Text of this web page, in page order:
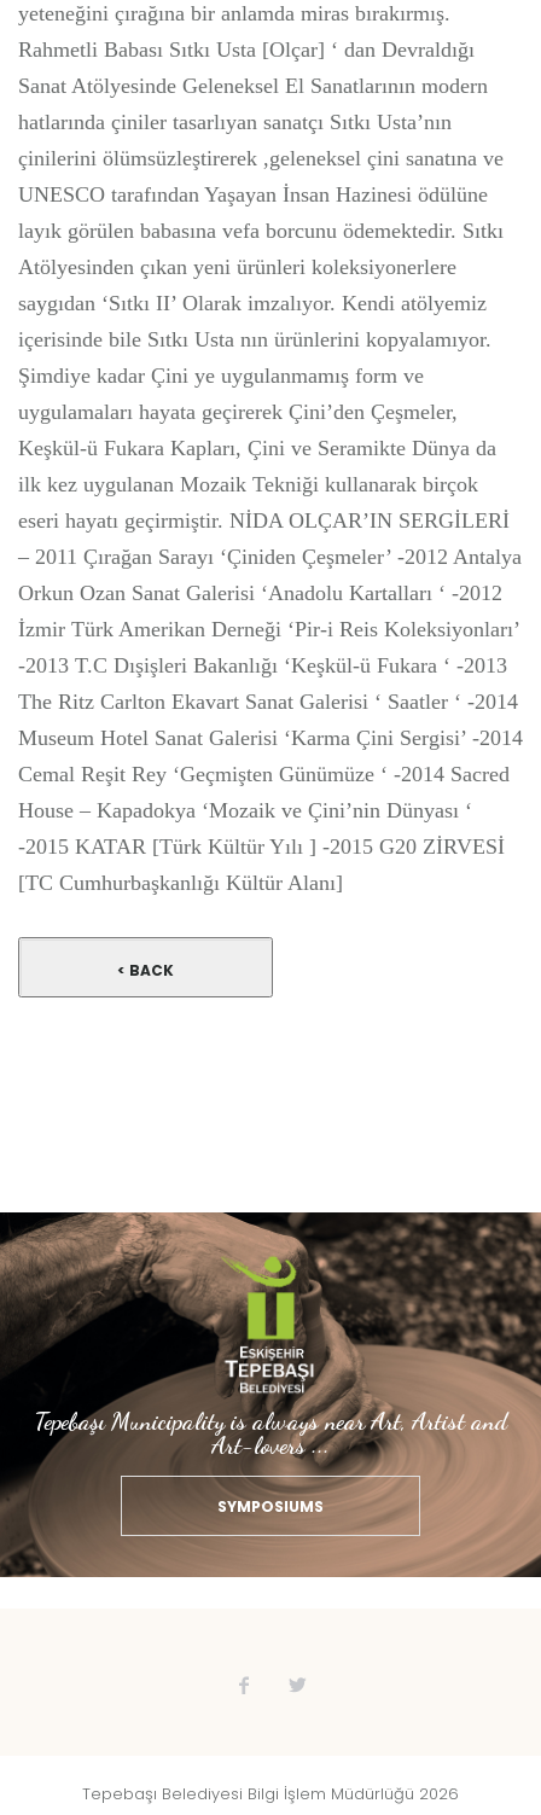
yeteneğini çırağına bir anlamda miras bırakırmış.
Rahmetli Babası Sıtkı Usta [Olçar] ‘ dan Devraldığı
Sanat Atölyesinde Geleneksel El Sanatlarının modern
hatlarında çiniler tasarlıyan sanatçı Sıtkı Usta’nın
çinilerini ölümsüzleştirerek ,geleneksel çini sanatına ve
UNESCO tarafından Yaşayan İnsan Hazinesi ödülüne
layık görülen babasına vefa borcunu ödemektedir. Sıtkı
Atölyesinden çıkan yeni ürünleri koleksiyonerlere
saygıdan ‘Sıtkı II’ Olarak imzalıyor. Kendi atölyemiz
içerisinde bile Sıtkı Usta nın ürünlerini kopyalamıyor.
Şimdiye kadar Çini ye uygulanmamış form ve
uygulamaları hayata geçirerek Çini’den Çeşmeler,
Keşkül-ü Fukara Kapları, Çini ve Seramikte Dünya da
ilk kez uygulanan Mozaik Tekniği kullanarak birçok
eseri hayatı geçirmiştir. NİDA OLÇAR’IN SERGİLERİ
– 2011 Çırağan Sarayı ‘Çiniden Çeşmeler’ -2012 Antalya
Orkun Ozan Sanat Galerisi ‘Anadolu Kartalları ‘ -2012
İzmir Türk Amerikan Derneği ‘Pir-i Reis Koleksiyonları’
-2013 T.C Dışişleri Bakanlığı ‘Keşkül-ü Fukara ‘ -2013
The Ritz Carlton Ekavart Sanat Galerisi ‘ Saatler ‘ -2014
Museum Hotel Sanat Galerisi ‘Karma Çini Sergisi’ -2014
Cemal Reşit Rey ‘Geçmişten Günümüze ‘ -2014 Sacred
House – Kapadokya ‘Mozaik ve Çini’nin Dünyası ‘
-2015 KATAR [Türk Kültür Yılı ] -2015 G20 ZİRVESİ
[TC Cumhurbaşkanlığı Kültür Alanı]
< BACK
Tepebaşı Municipality is always near Art, Artist and
Art-lovers ...
SYMPOSIUMS
Tepebaşı Belediyesi Bilgi İşlem Müdürlüğü 2026